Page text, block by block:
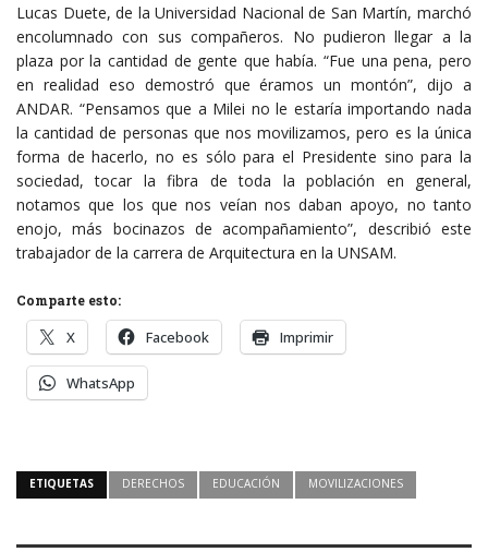
Lucas Duete, de la Universidad Nacional de San Martín, marchó
encolumnado con sus compañeros. No pudieron llegar a la
plaza por la cantidad de gente que había. “Fue una pena, pero
en realidad eso demostró que éramos un montón”, dijo a
ANDAR. “Pensamos que a Milei no le estaría importando nada
la cantidad de personas que nos movilizamos, pero es la única
forma de hacerlo, no es sólo para el Presidente sino para la
sociedad, tocar la fibra de toda la población en general,
notamos que los que nos veían nos daban apoyo, no tanto
enojo, más bocinazos de acompañamiento”, describió este
trabajador de la carrera de Arquitectura en la UNSAM.
Comparte esto:
X Facebook Imprimir
WhatsApp
ETIQUETAS DERECHOS EDUCACIÓN MOVILIZACIONES